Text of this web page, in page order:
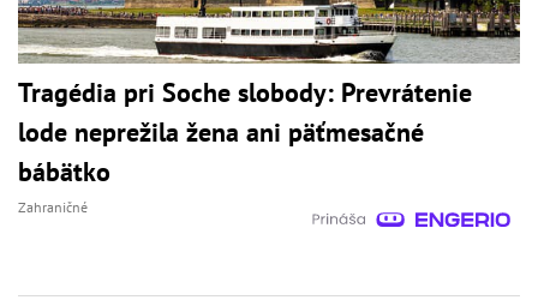
Tragédia pri Soche slobody: Prevrátenie
lode neprežila žena ani päťmesačné
bábätko
Zahraničné